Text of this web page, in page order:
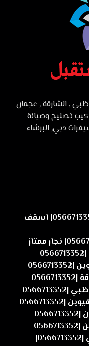
, الشارقة , عجمان
محلات تركيب تصليح وصيانة
دبي, البرشاء
تركيب فورسيلنج في دبي |0566713352| اسقف